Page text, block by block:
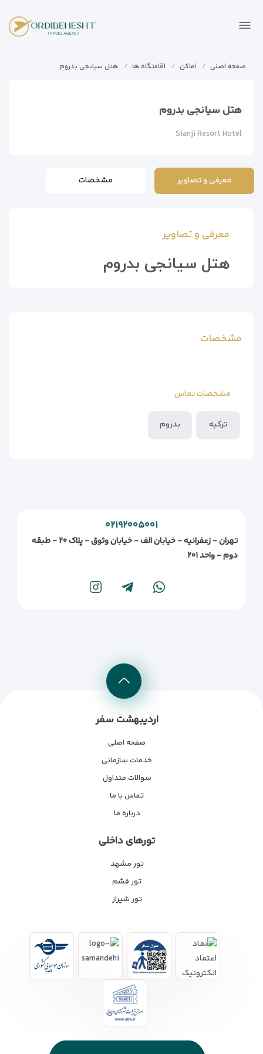
صفحه اصلی اماکن اقامتگاه ها هتل سیانجی بدروم
هتل سیانجی بدروم
Sianji Resort Hotel
معرفی و تصاویر مشخصات
معرفی و تصاویر
هتل سیانجی بدروم
مشخصات
مشخصات تماس
ترکیه بدروم
۰۲۱۹۲۰۰۵۰۰۱
تهران - زعفرانیه - خیابان الف - خیابان وثوق - پلاک ۲۰ - طبقه
دوم - واحد ۲۰۱
اردیبهشت سفر
صفحه اصلی
خدمات سازمانی
سوالات متداول
تماس با ما
درباره ما
تورهای داخلی
تور مشهد
تور قشم
تور شیراز